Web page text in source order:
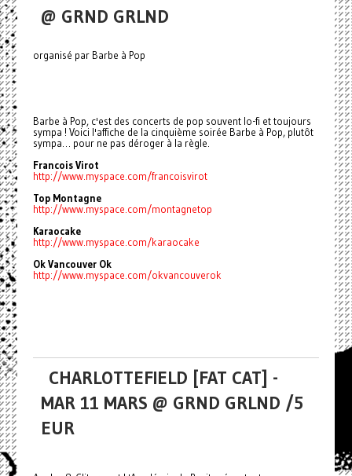
@ GRND GRLND
organisé par Barbe à Pop
Barbe à Pop, c'est des concerts de pop souvent lo-fi et toujours
sympa ! Voici l'affiche de la cinquième soirée Barbe à Pop, plutôt
sympa… pour ne pas déroger à la règle.
Francois Virot
http://www.myspace.com/francoisvirot
Top Montagne
http://www.myspace.com/montagnetop
Karaocake
http://www.myspace.com/karaocake
Ok Vancouver Ok
http://www.myspace.com/okvancouverok
CHARLOTTEFIELD [FAT CAT] -
MAR 11 MARS @ GRND GRLND /5
EUR